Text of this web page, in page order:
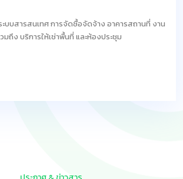
ะบบสารสนเทศ การจัดซื้อจัดจ้าง อาคารสถานที่ งาน
มถึง บริการให้เช่าพื้นที่ และห้องประชุม